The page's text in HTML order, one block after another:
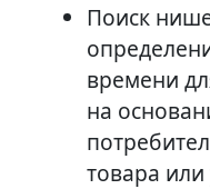
Поиск
времени
на
товара или